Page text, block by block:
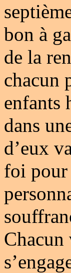
bon à
de la
chacun
enfants
dans
d’eux
foi pour
Chacun